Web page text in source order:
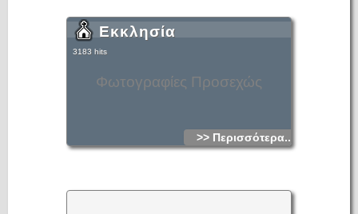
Φωτογραφίες Προσεχώς
Εκκλησία
3183 hits
>> Περισσότερα...